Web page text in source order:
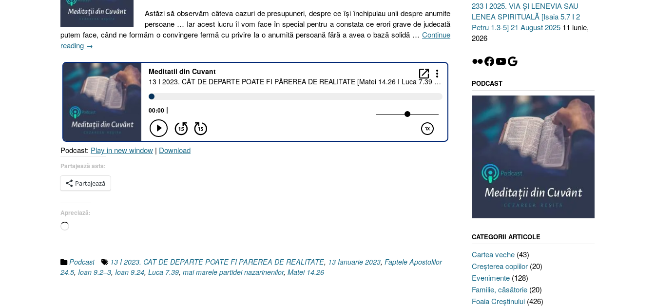
Astăzi să observăm câteva cazuri de presupuneri, despre ce își închipuiau unii despre anumite
persoane … Iar acest lucru îl vom face în special pentru a constata ce erori grave de judecată
putem face, când ne formăm o convingere fermă cu privire la o anumită persoană fără a avea o bază solidă …Continue
reading „13
2023.
CÂT
DE
DEPARTE
POATE
FI
PĂREREA
DE
REALITATE
[Matei
14.26
I
7.39
I
→
Podcast: Play in new window | Download
Partajează asta:
Partajează
Apreciază:
Încarc...
Podcast 13 I 2023. CAT DE DEPARTE POATE FI PAREREA DE REALITATE, 13 Ianuarie 2023, Faptele Apostolilor
24.5, Ioan 9.2–3, Ioan 9.24, Luca 7.39, mai marele partidei nazarinenilor, Matei 14.26
233 I 2025. VIA ȘI LENEVIA SAU
LENEA SPIRITUALĂ [Isaia 5.7 I 2
Petru 1.3-5] 21 August 2025 11 iunie,
2026
Flickr
Facebook
YouTube
Google
PODCAST
CATEGORII ARTICOLE
Cartea veche(43)
Creşterea copiilor(20)
Evenimente(128)
Familie, căsătorie(20)
Foaia Creştinului(426)